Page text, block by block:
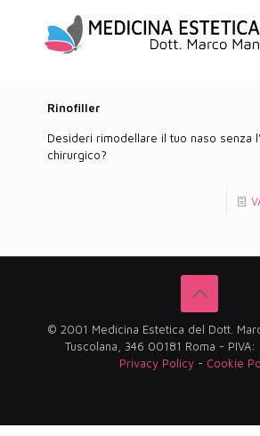
Rinofiller
Desideri rimodellare il tuo naso senza
chirurgico?
© 2001 Medicina Estetica del Dott.
Tuscolana, 346 00181 Roma -
Privacy Policy - Cookie